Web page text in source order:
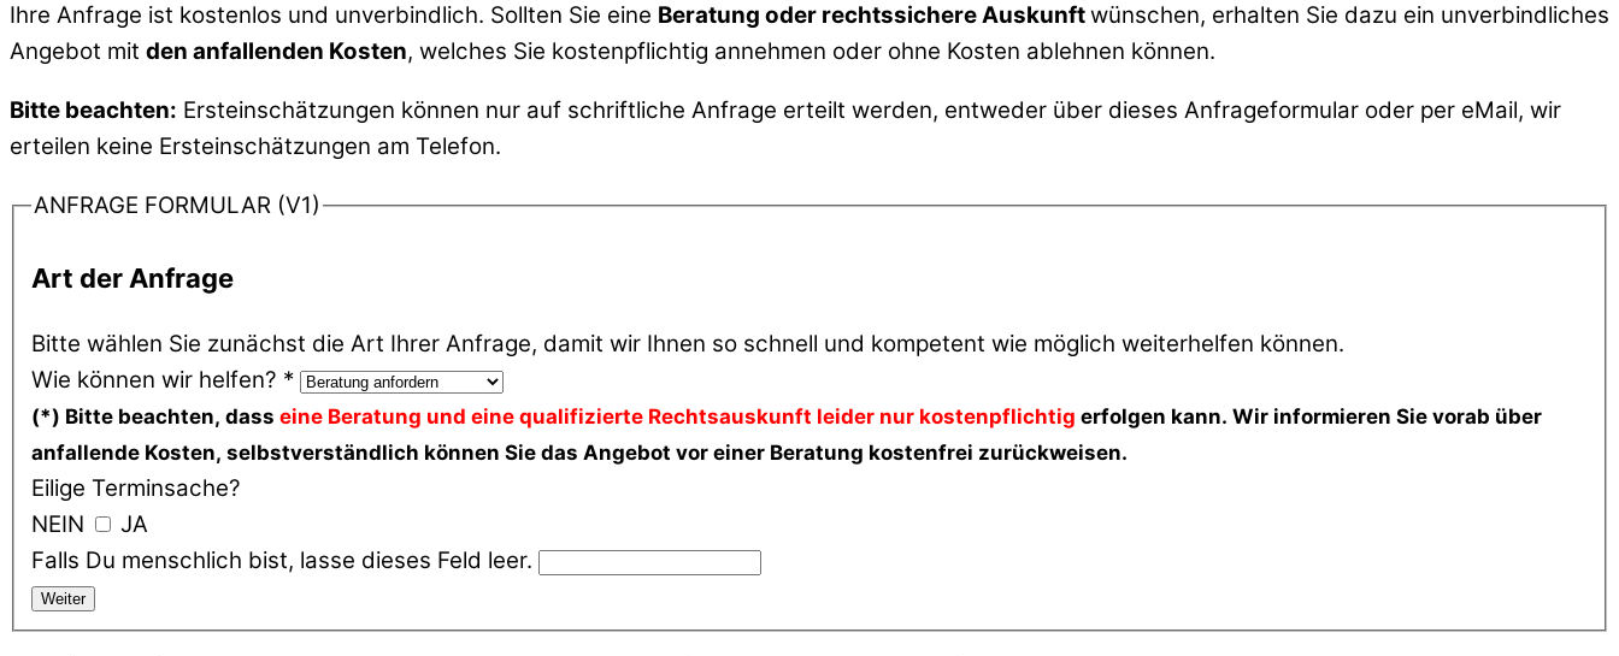
Ihre Anfrage ist kostenlos und unverbindlich. Sollten Sie eine Beratung oder rechtssichere Auskunftwünschen, erhalten Sie dazu ein unverbindliches
Angebot mit den anfallenden Kosten, welches Sie kostenpflichtig annehmen oder ohne Kosten ablehnen können.
Bitte beachten: Ersteinschätzungen können nur auf schriftliche Anfrage erteilt werden, entweder über dieses Anfrageformular oder per eMail, wir
erteilen keine Ersteinschätzungen am Telefon.
ANFRAGE FORMULAR (V1)
Art der Anfrage
Bitte wählen Sie zunächst die Art Ihrer Anfrage, damit wir Ihnen so schnell und kompetent wie möglich weiterhelfen können.
Wie können wir helfen? *
(*) Bitte beachten, dasseine Beratung und eine qualifizierte Rechtsauskunft leider nur kostenpflichtig erfolgen kann. Wir informieren Sie vorab über
anfallende Kosten, selbstverständlich können Sie das Angebot vor einer Beratung kostenfrei zurückweisen.
Eilige Terminsache?
NEIN
JA
Falls Du menschlich bist, lasse dieses Feld leer.